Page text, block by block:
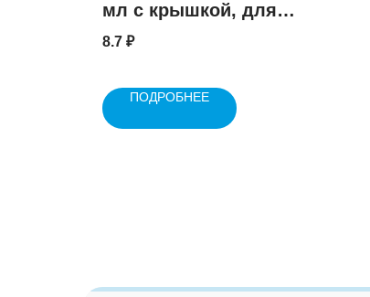
мл с крышкой, для
горячего
8.7 ₽
ПОДРОБНЕЕ